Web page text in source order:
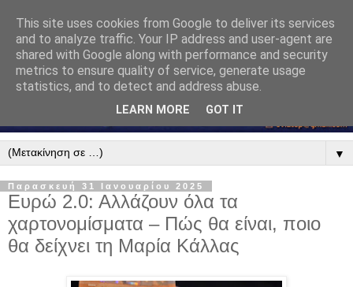
▼
Παρασκευή 31 Ιανουαρίου 2025
Ευρώ 2.0: Αλλάζουν όλα τα
χαρτονομίσματα – Πώς θα είναι, ποιο
θα δείχνει τη Μαρία Κάλλας
This site uses cookies from Google to deliver its services
and to analyze traffic. Your IP address and user-agent are
shared with Google along with performance and security
metrics to ensure quality of service, generate usage
statistics, and to detect and address abuse.
LEARN MORE GOT IT